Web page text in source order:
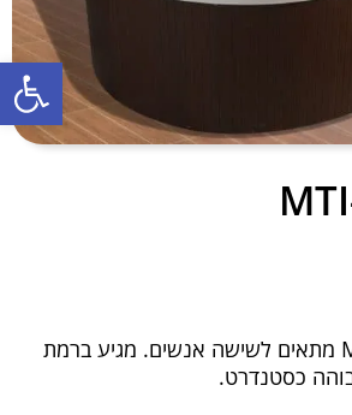
פתח סרגל נגישות
ג'קוזי MTI-314 Luna מתאים לשישה אנשים. מגיע ברמת